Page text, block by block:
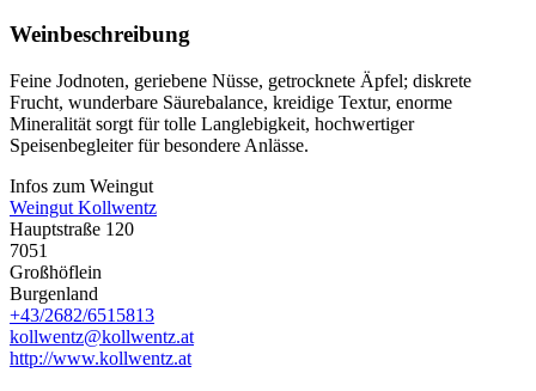
Weinbeschreibung
Feine Jodnoten, geriebene Nüsse, getrocknete Äpfel; diskrete
Frucht, wunderbare Säurebalance, kreidige Textur, enorme
Mineralität sorgt für tolle Langlebigkeit, hochwertiger
Speisenbegleiter für besondere Anlässe.
Infos zum Weingut
Weingut Kollwentz
Hauptstraße 120
7051
Großhöflein
Burgenland
+43/2682/6515813
kollwentz@kollwentz.at
http://www.kollwentz.at